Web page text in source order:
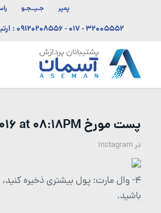
پمپر جـیــجـو
۳۲۰۰۵۵۵۲ - ۰۱۷ -۰۹۱۲۰۲۰۸۵۵۶:
پست مورخ April 11, 2016 at 08:18PM
در Instagram
۴- وال مارت: پول بیشتری ذخیره
باشید.